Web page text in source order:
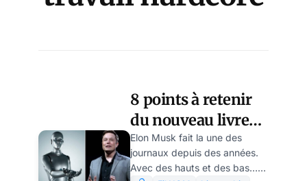
8 points à retenir
du nouveau livre
explosif sur Elon
Musk, par Grâce
Elon Musk fait la une des
journaux depuis des années.
Avec des hauts et des bas…